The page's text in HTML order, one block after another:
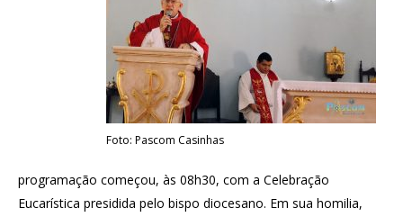
Foto: Pascom Casinhas
programação começou, às 08h30, com a Celebração
Eucarística presidida pelo bispo diocesano. Em sua homilia,